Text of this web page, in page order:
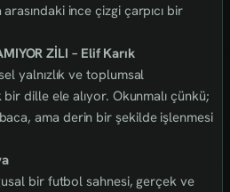
ince çizgi çarpıcı bir
ZİLI – Elif Karık
yalnızlık ve toplumsal
bir dille ele alıyor. Okunmalı çünkü;
ama derin bir şekilde işlenmesi
bir futbol sahnesi, gerçek ve